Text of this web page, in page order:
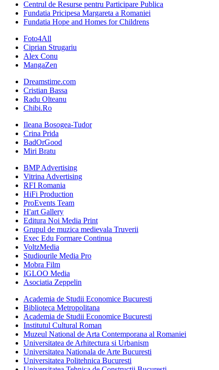
Centrul de Resurse pentru Participare Publica
Fundatia Pricipesa Margareta a Romaniei
Fundatia Hope and Homes for Childrens
Foto4All
Ciprian Strugariu
Alex Conu
MangaZen
Dreamstime.com
Cristian Bassa
Radu Olteanu
Chibi.Ro
Ileana Bosogea-Tudor
Crina Prida
BadOrGood
Miri Bratu
BMP Advertising
Vitrina Advertising
RFI Romania
HiFi Production
ProEvents Team
H'art Gallery
Editura Noi Media Print
Grupul de muzica medievala Truverii
Exec Edu Formare Continua
VoltzMedia
Studiourile Media Pro
Mobra Film
IGLOO Media
Asociatia Zeppelin
Academia de Studii Economice Bucuresti
Biblioteca Metropolitana
Academia de Studii Economice Bucuresti
Institutul Cultural Roman
Muzeul National de Arta Contemporana al Romaniei
Universitatea de Arhitectura si Urbanism
Universitatea Nationala de Arte Bucuresti
Universitatea Politehnica Bucuresti